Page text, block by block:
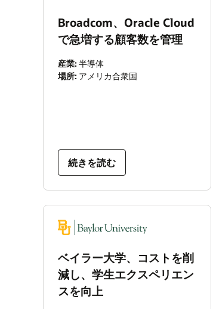
Broadcom、Oracle Cloud
で急増する顧客数を管理
産業: 半導体
場所: アメリカ合衆国
続きを読む
ベイラー大学、コストを削
減し、学生エクスペリエン
スを向上